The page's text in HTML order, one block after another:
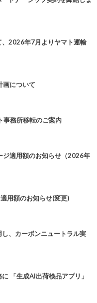
、2026年7月よりヤマト運輸
画について
事務所移転のご案内
ジ適用額のお知らせ（2026年
用額のお知らせ(変更)
、カーボンニュートラル実
「生成AI出荷検品アプリ」